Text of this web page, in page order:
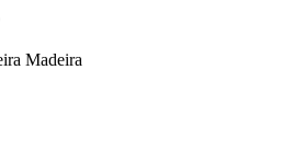
Madeira